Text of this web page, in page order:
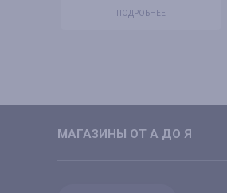
ПОДРОБНЕЕ
МАГАЗИНЫ ОТ А ДО Я